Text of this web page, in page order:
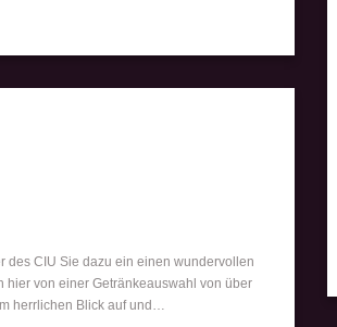
des CIU Sie dazu ein einen wundervollen
hier von einer Getränkeauswahl von über
herrlichen Blick auf und…
http://barsindeinerstadt.de/category/